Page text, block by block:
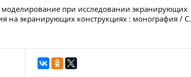
при исследовании экранирующих
на экранирующих конструкциях : монография / С.